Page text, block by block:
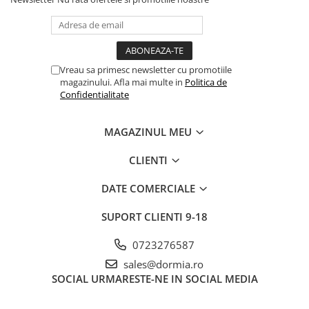
Se poate calca la temperatura medie.
Nu se folosesc inalbitori.
Lenjeria de pat dublu King Bumbac 100% ranforce
și bucură-te de un somn odihnitor într-un
ambient elegant și confortabil!
``` * Bumbac 100% ranforce de înaltă calitate. * Design floral
delicat și elegant. * Confort termic optim pentru toate
Vreau sa primesc newsletter cu promotiile
magazinului. Afla mai multe in Politica de
Confidentialitate
MAGAZINUL MEU
CLIENTI
DATE COMERCIALE
SUPORT CLIENTI 9-18
0723276587
sales@dormia.ro
SOCIAL URMARESTE-NE IN SOCIAL MEDIA